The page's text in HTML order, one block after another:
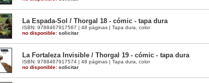
La Espada-Sol / Thorgal 18 - cómic - tapa dura
ISBN: 9788467917567 | 48 páginas | Tapa dura, color
no disponible: solicitar
La Fortaleza Invisible / Thorgal 19 - cómic - tapa dura
ISBN: 9788467917574 | 48 páginas | Tapa dura, color
no disponible: solicitar